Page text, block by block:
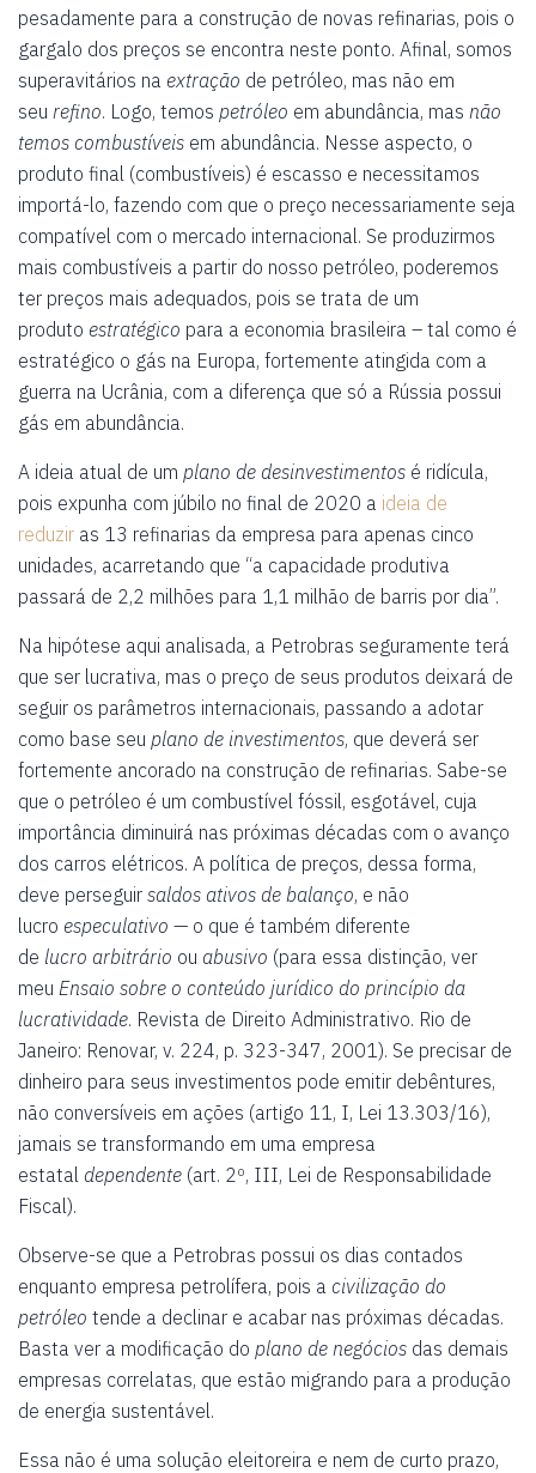
pesadamente para a construção de novas refinarias, pois o
gargalo dos preços se encontra neste ponto. Afinal, somos
superavitários na extração de petróleo, mas não em
seu refino. Logo, temos petróleo em abundância, mas não
temos combustíveis em abundância. Nesse aspecto, o
produto final (combustíveis) é escasso e necessitamos
importá-lo, fazendo com que o preço necessariamente seja
compatível com o mercado internacional. Se produzirmos
mais combustíveis a partir do nosso petróleo, poderemos
ter preços mais adequados, pois se trata de um
produto estratégico para a economia brasileira – tal como é
estratégico o gás na Europa, fortemente atingida com a
guerra na Ucrânia, com a diferença que só a Rússia possui
gás em abundância.
A ideia atual de um plano de desinvestimentos é ridícula,
pois expunha com júbilo no final de 2020 a ideia de
reduzir as 13 refinarias da empresa para apenas cinco
unidades, acarretando que “a capacidade produtiva
passará de 2,2 milhões para 1,1 milhão de barris por dia”.
Na hipótese aqui analisada, a Petrobras seguramente terá
que ser lucrativa, mas o preço de seus produtos deixará de
seguir os parâmetros internacionais, passando a adotar
como base seu plano de investimentos, que deverá ser
fortemente ancorado na construção de refinarias. Sabe-se
que o petróleo é um combustível fóssil, esgotável, cuja
importância diminuirá nas próximas décadas com o avanço
dos carros elétricos. A política de preços, dessa forma,
deve perseguir saldos ativos de balanço, e não
lucro especulativo — o que é também diferente
de lucro arbitrário ou abusivo (para essa distinção, ver
meu Ensaio sobre o conteúdo jurídico do princípio da
lucratividade. Revista de Direito Administrativo. Rio de
Janeiro: Renovar, v. 224, p. 323-347, 2001). Se precisar de
dinheiro para seus investimentos pode emitir debêntures,
não conversíveis em ações (artigo 11, I, Lei 13.303/16),
jamais se transformando em uma empresa
estatal dependente (art. 2º, III, Lei de Responsabilidade
Fiscal).
Observe-se que a Petrobras possui os dias contados
enquanto empresa petrolífera, pois a civilização do
petróleo tende a declinar e acabar nas próximas décadas.
Basta ver a modificação do plano de negócios das demais
empresas correlatas, que estão migrando para a produção
de energia sustentável.
Essa não é uma solução eleitoreira e nem de curto prazo,